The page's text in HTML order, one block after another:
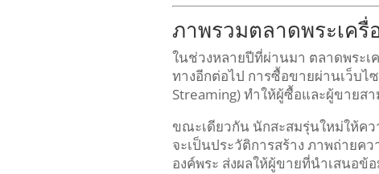
ภาพรวมตลาดพระเครื่
ในช่วงหลายปีที่ผ่านมา ตลาดพระเ
ทางอีกต่อไป การซื้อขายผ่านเว็บไ
Streaming) ทำให้ผู้ซื้อและผู้ขายส
ขณะเดียวกัน นักสะสมรุ่นใหม่ให้ค
จะเป็นประวัติการสร้าง ภาพถ่ายค
องค์พระ ส่งผลให้ผู้ขายที่นำเสนอข้